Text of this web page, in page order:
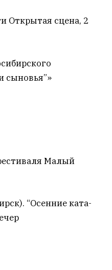
Открытая сцена, 2
сыновья”»
Малый
“Осенние ката-